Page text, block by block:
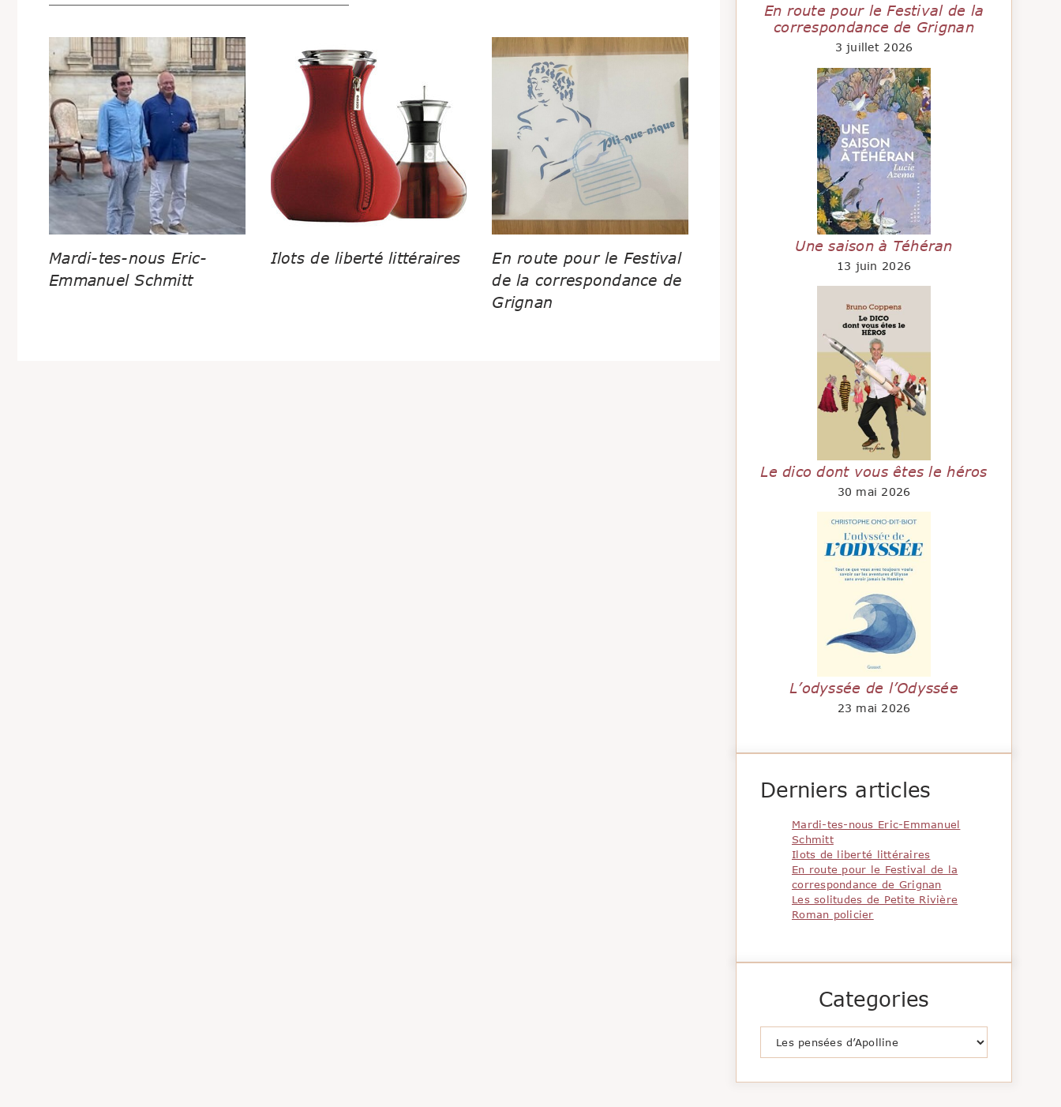
Mardi-tes-nous Eric-
Emmanuel Schmitt
Ilots de liberté littéraires
En route pour le Festival
de la correspondance de
Grignan
En route pour le Festival de la
correspondance de Grignan
3 juillet 2026
Une saison à Téhéran
13 juin 2026
Le dico dont vous êtes le héros
30 mai 2026
L’odyssée de l’Odyssée
23 mai 2026
Derniers articles
Mardi-tes-nous Eric-Emmanuel
Schmitt
Ilots de liberté littéraires
En route pour le Festival de la
correspondance de Grignan
Les solitudes de Petite Rivière
Roman policier
Categories